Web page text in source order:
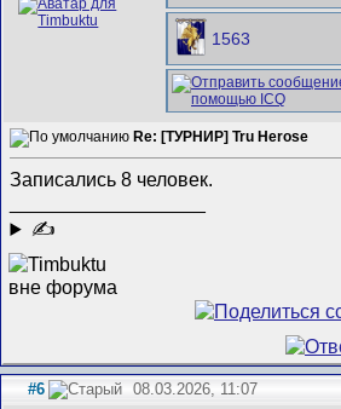
1563
Re: [ТУРНИР] Tru Herose
Записались 8 человек.
✍
#6 08.03.2026, 11:07